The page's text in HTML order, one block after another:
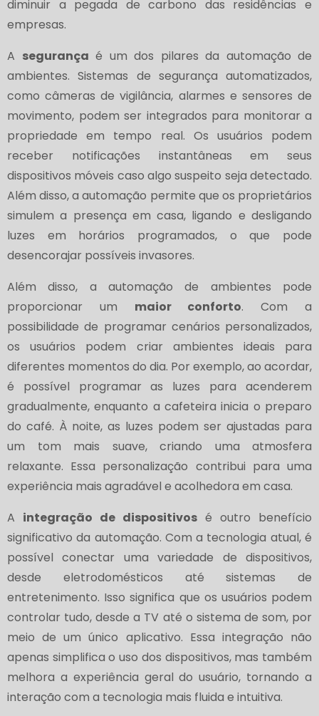
diminuir a pegada de carbono das residências e
empresas.
A segurança é um dos pilares da automação de
ambientes. Sistemas de segurança automatizados,
como câmeras de vigilância, alarmes e sensores de
movimento, podem ser integrados para monitorar a
propriedade em tempo real. Os usuários podem
receber notificações instantâneas em seus
dispositivos móveis caso algo suspeito seja detectado.
Além disso, a automação permite que os proprietários
simulem a presença em casa, ligando e desligando
luzes em horários programados, o que pode
desencorajar possíveis invasores.
Além disso, a automação de ambientes pode
proporcionar um maior conforto. Com a
possibilidade de programar cenários personalizados,
os usuários podem criar ambientes ideais para
diferentes momentos do dia. Por exemplo, ao acordar,
é possível programar as luzes para acenderem
gradualmente, enquanto a cafeteira inicia o preparo
do café. À noite, as luzes podem ser ajustadas para
um tom mais suave, criando uma atmosfera
relaxante. Essa personalização contribui para uma
experiência mais agradável e acolhedora em casa.
A integração de dispositivos é outro benefício
significativo da automação. Com a tecnologia atual, é
possível conectar uma variedade de dispositivos,
desde eletrodomésticos até sistemas de
entretenimento. Isso significa que os usuários podem
controlar tudo, desde a TV até o sistema de som, por
meio de um único aplicativo. Essa integração não
apenas simplifica o uso dos dispositivos, mas também
melhora a experiência geral do usuário, tornando a
interação com a tecnologia mais fluida e intuitiva.